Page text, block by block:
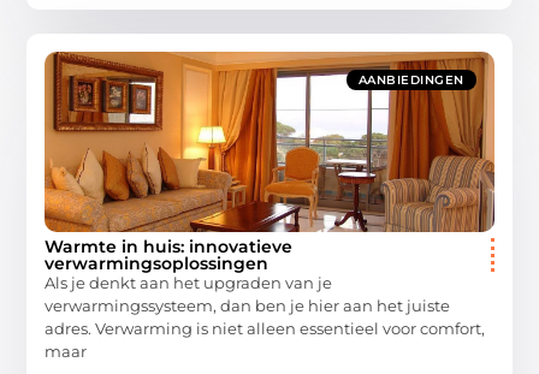
AANBIEDINGEN
Warmte in huis: innovatieve
verwarmingsoplossingen
Als je denkt aan het upgraden van je
verwarmingssysteem, dan ben je hier aan het juiste
adres. Verwarming is niet alleen essentieel voor comfort,
maar